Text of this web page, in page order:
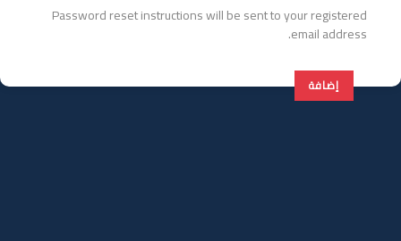
Password reset instructions will be sent to your registered
email address.